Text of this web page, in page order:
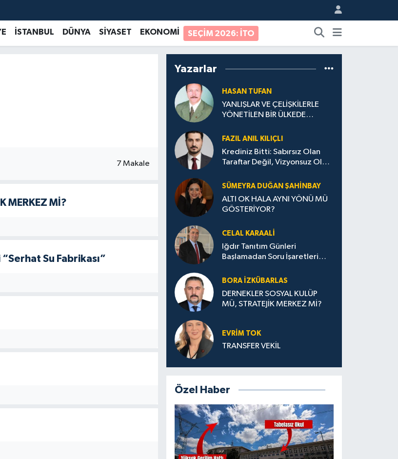
İSTANBUL DÜNYA SİYASET EKONOMİ SEÇİM 2026: İTO
7 Makale
MERKEZ Mİ?
Su Fabrikası”
Yazarlar
HASAN TUFAN
YANLIŞLAR VE ÇELİŞKİLERLE
YÖNETİLEN BİR ÜLKEDE
FAZIL ANIL KILIÇLI
Krediniz Bitti: Sabırsız Olan
Taraftar Değil, Vizyonsuz Olan
SÜMEYRA DUĞAN ŞAHINBAY
ALTI OK HALA AYNI YÖNÜ MÜ
GÖSTERİYOR?
CELAL KARAALİ
Iğdır Tanıtım Günleri
Başlamadan Soru İşaretleri
BORA İZKÜBARLAS
DERNEKLER SOSYAL KULÜP
MÜ, STRATEJİK MERKEZ Mİ?
EVRİM TOK
TRANSFER VEKİL
Özel Haber